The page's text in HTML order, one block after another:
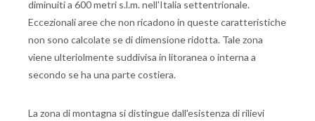
diminuiti a 600 metri s.l.m. nell'Italia settentrionale.
Eccezionali aree che non ricadono in queste caratteristiche
non sono calcolate se di dimensione ridotta. Tale zona
viene ulteriolmente suddivisa in litoranea o interna a
secondo se ha una parte costiera.
La zona di montagna si distingue dall'esistenza di rilievi